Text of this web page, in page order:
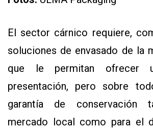
DE
MAPA
SITIO
SOMOS
El sector cárnico requiere,
soluciones de envasado de la
que le permitan ofrecer
presentación, pero sobre
garantía de conservación
mercado local como para el